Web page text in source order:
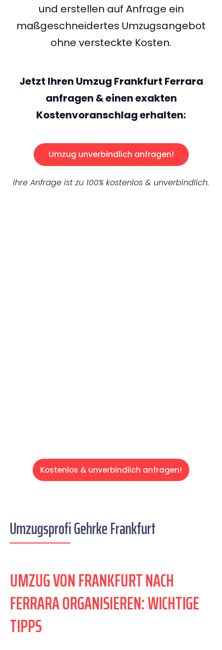
und erstellen auf Anfrage ein
maßgeschneidertes Umzugsangebot
ohne versteckte Kosten.
Jetzt Ihren Umzug Frankfurt Ferrara
anfragen & einen exakten
Kostenvoranschlag erhalten:
Umzug unverbindlich anfragen!
Ihre Anfrage ist zu 100% kostenlos & unverbindlich.
Kostenlos & unverbindlich anfragen!
Umzugsprofi Gehrke Frankfurt
UMZUG VON FRANKFURT NACH
FERRARA ORGANISIEREN: WICHTIGE
TIPPS